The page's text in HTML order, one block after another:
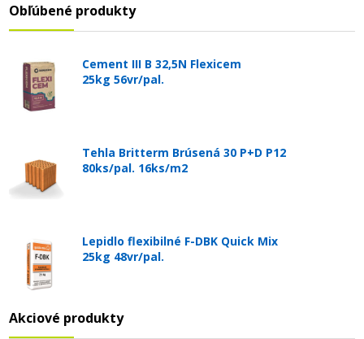
Obľúbené produkty
Cement III B 32,5N Flexicem
25kg 56vr/pal.
Tehla Britterm Brúsená 30 P+D P12
80ks/pal. 16ks/m2
Lepidlo flexibilné F-DBK Quick Mix
25kg 48vr/pal.
Akciové produkty